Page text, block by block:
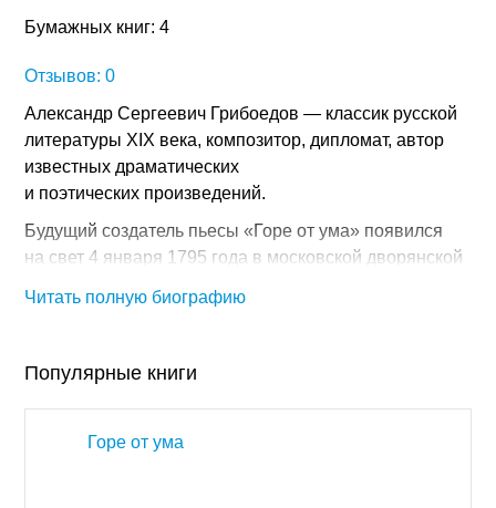
Бумажных книг: 4
Отзывов: 0
Читать полную биографию
Александр Сергеевич Грибоедов — классик русской
литературы XIX века, композитор, дипломат, автор
известных драматических
и поэтических произведений.
Будущий создатель пьесы «Горе от ума» появился
на свет 4 января 1795 года в московской дворянской
чрезвычайно одарен — так, в возрасте шести лет
а позднее освоил еще несколько. Начальное
образование Грибоедов получил в благородном
студентом словесного отделения Московского
Популярные книги
Горе от ума